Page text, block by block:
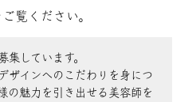
覧ください。
しています。
ザインへのこだわりを身につ
の魅力を引き出せる美容師を